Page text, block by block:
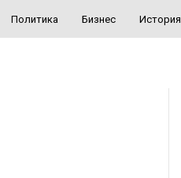
Политика Бизнес История